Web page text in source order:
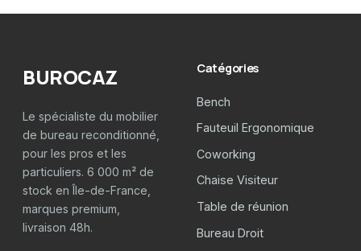
BUROCAZ
Le spécialiste du mobilier
de bureau reconditionné,
pour les pros et les
particuliers. 6 000 m² de
stock en Île-de-France,
marques premium,
livraison 48h.
Catégories
Bench
Fauteuil Ergonomique
Coworking
Chaise Visiteur
Table de réunion
Bureau Droit